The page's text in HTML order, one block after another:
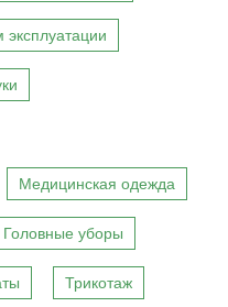
Медицинская одежда
Головные уборы
Трикотаж